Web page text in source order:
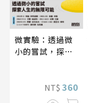
微實驗：透過微
小的嘗試，探索
NT$ 360